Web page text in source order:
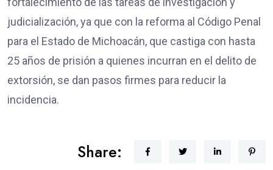
judicialización, ya que con la reforma al Código Penal
para el Estado de Michoacán, que castiga con hasta
25 años de prisión a quienes incurran en el delito de
extorsión, se dan pasos firmes para reducir la
incidencia.
Share: